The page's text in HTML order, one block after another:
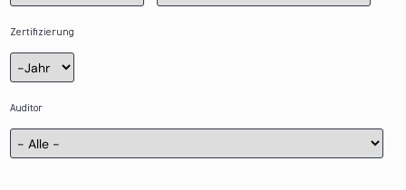
Zertifizierung
Zertifizierung
Jahr
Auditor